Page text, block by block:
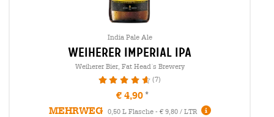
India Pale Ale
weiherer imperial ipa
Weiherer Bier, Fat Head´s Brewery
94.29% (7)
€ 4,90
MEHRWEG
0,50 L Flasche - € 9,80 / LTR